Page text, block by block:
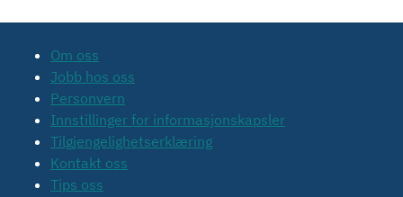
Om oss
Jobb hos oss
Personvern
Innstillinger for informasjonskapsler
Tilgjengelighetserklæring
Kontakt oss
Tips oss